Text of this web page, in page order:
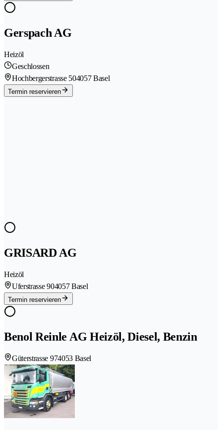
Gerspach AG
Heizöl
Geschlossen
Hochbergerstrasse 504057 Basel
Termin reservieren
GRISARD AG
Heizöl
Uferstrasse 904057 Basel
Termin reservieren
Benol Reinle AG Heizöl, Diesel, Benzin
Güterstrasse 974053 Basel